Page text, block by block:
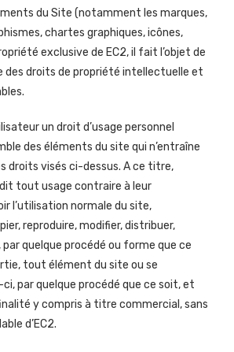
du Site (notamment les marques,
chartes graphiques, icônes,
exclusive de EC2, il fait l’objet de
droits de propriété intellectuelle et
un droit d’usage personnel
des éléments du site qui n’entraîne
droits visés ci-dessus. A ce titre,
tout usage contraire à leur
l’utilisation normale du site,
reproduire, modifier, distribuer,
quelque procédé ou forme que ce
tout élément du site ou se
par quelque procédé que ce soit, et
y compris à titre commercial, sans
d’EC2.